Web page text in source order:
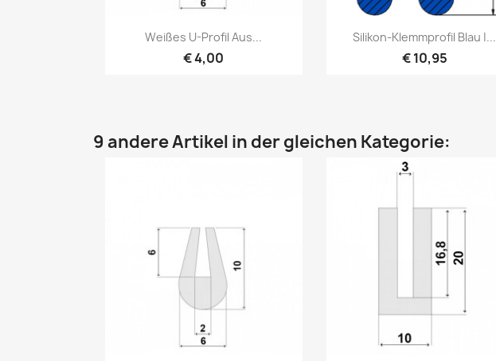
Vorschau
Weißes U-Profil Aus...
€ 4,00
Vorschau
Silikon-Klemmprofil Blau |...
€ 10,95
9 andere Artikel in der gleichen Kategorie: